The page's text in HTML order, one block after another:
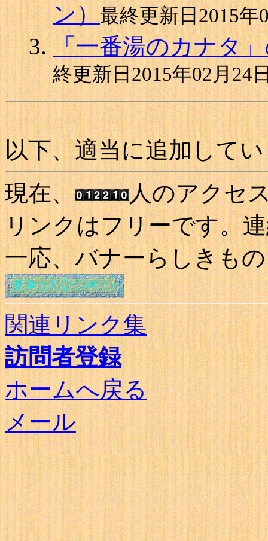
ン）最終更新日2015年
「一番湯のカナタ
終更新日2015年02月24
以下、適当に追加して
現在、
人のアクセ
リンクはフリーです。
一応、バナーらしきも
関連リンク集
訪問者登録
ホームへ戻る
メール